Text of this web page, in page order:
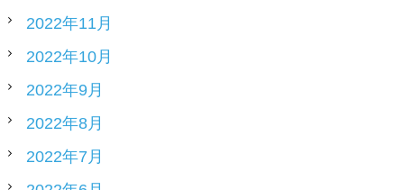
2022年11月
2022年10月
2022年9月
2022年8月
2022年7月